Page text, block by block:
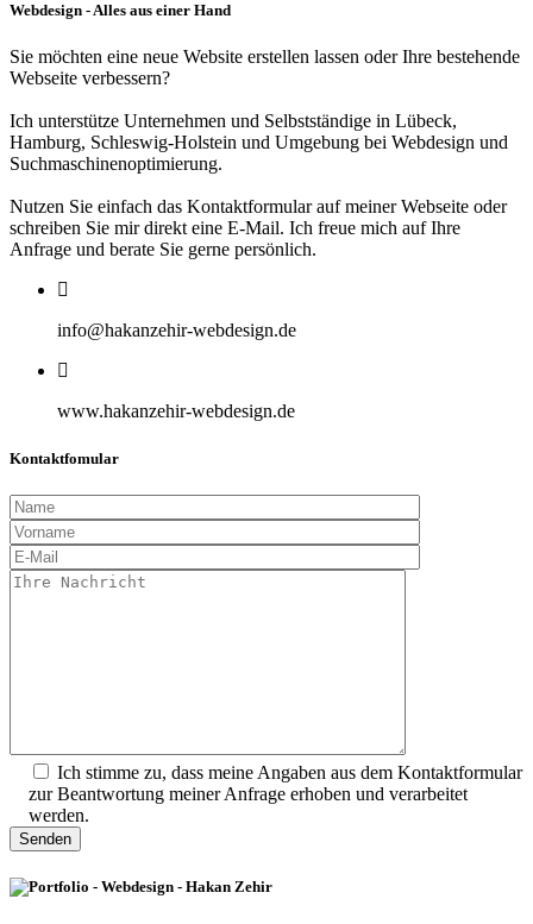
Webdesign - Alles aus einer Hand
Sie möchten eine neue Website erstellen lassen oder Ihre bestehende
Webseite verbessern?
Ich unterstütze Unternehmen und Selbstständige in Lübeck,
Hamburg, Schleswig-Holstein und Umgebung bei Webdesign und
Suchmaschinenoptimierung.
Nutzen Sie einfach das Kontaktformular auf meiner Webseite oder
schreiben Sie mir direkt eine E-Mail. Ich freue mich auf Ihre
Anfrage und berate Sie gerne persönlich.
info@hakanzehir-webdesign.de
www.hakanzehir-webdesign.de
Kontaktfomular
Ich stimme zu, dass meine Angaben aus dem Kontaktformular
zur Beantwortung meiner Anfrage erhoben und verarbeitet
werden.